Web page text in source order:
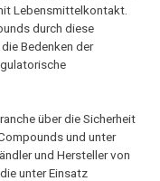
Lebensmittelkontakt.
durch diese
Bedenken der
über die Sicherheit
und unter
und Hersteller von
unter Einsatz